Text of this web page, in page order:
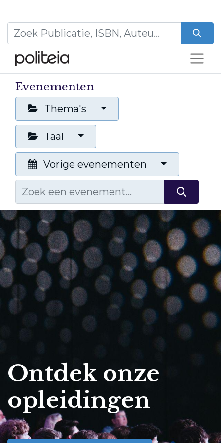
Evenementen
Thema's
Taal
Vorige evenementen
Ontdek onze
opleidingen